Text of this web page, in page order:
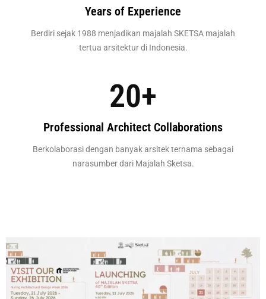
Years of Experience
Berdiri sejak 1988 menjadikan majalah SKETSA majalah
tertua arsitektur di Indonesia.
Professional Architect Collaborations
20+
Berkolaborasi dengan banyak arsitek ternama sebagai
narasumber dari Majalah Sketsa.